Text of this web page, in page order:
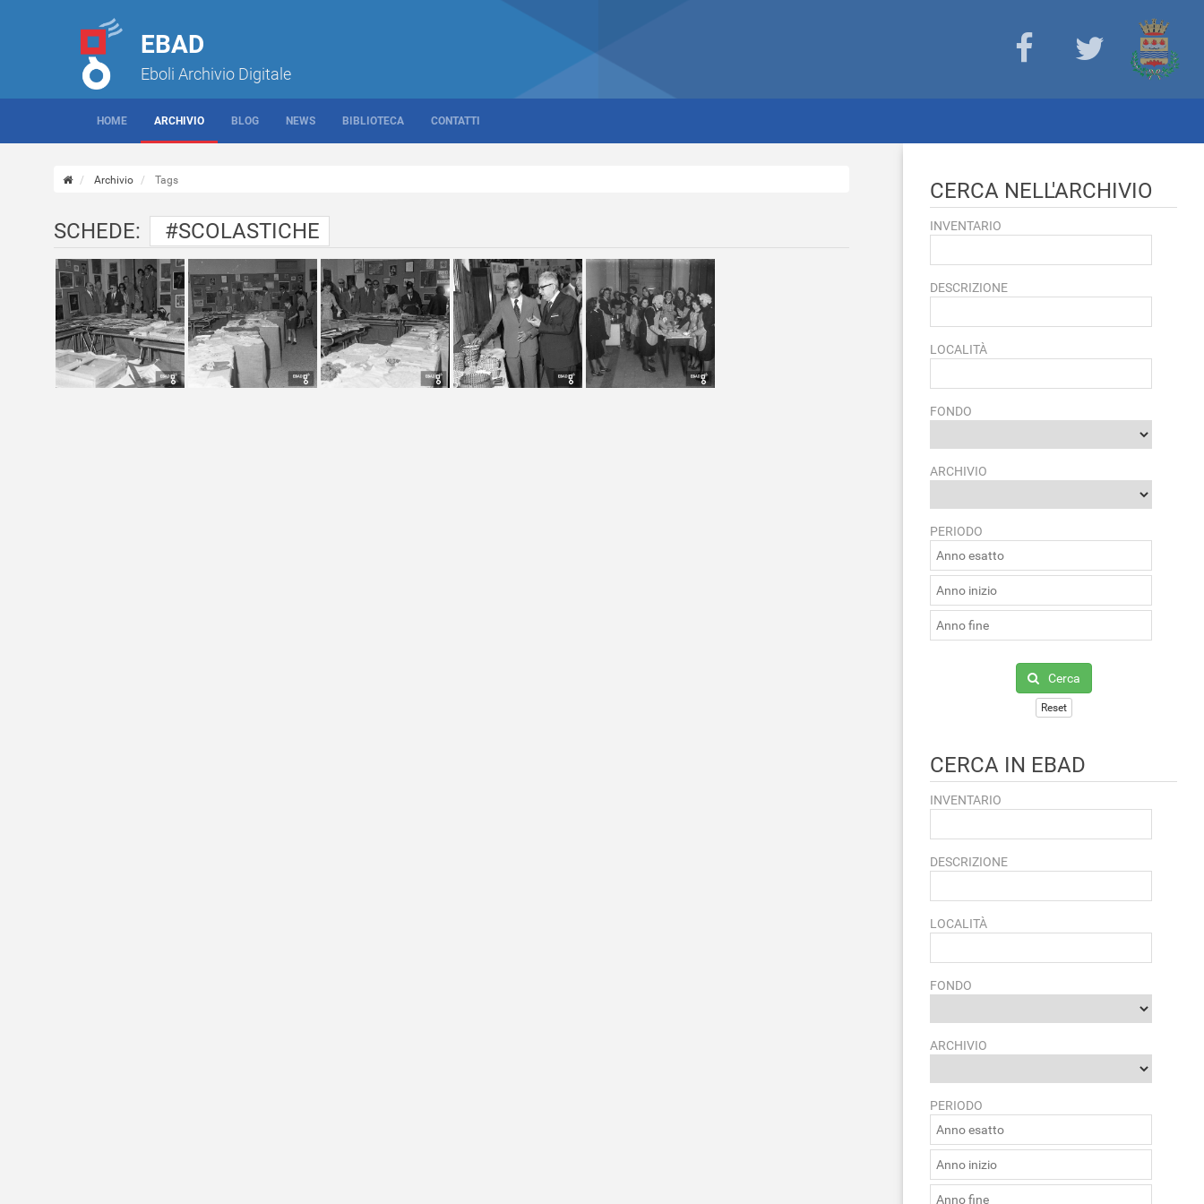
EBAD
Eboli Archivio Digitale
HOME ARCHIVIO BLOG NEWS BIBLIOTECA CONTATTI
Archivio Tags
SCHEDE: #SCOLASTICHE
CERCA NELL'ARCHIVIO
INVENTARIO
DESCRIZIONE
LOCALITÀ
FONDO
ARCHIVIO
PERIODO
Cerca
Reset
CERCA IN EBAD
INVENTARIO
DESCRIZIONE
LOCALITÀ
FONDO
ARCHIVIO
PERIODO